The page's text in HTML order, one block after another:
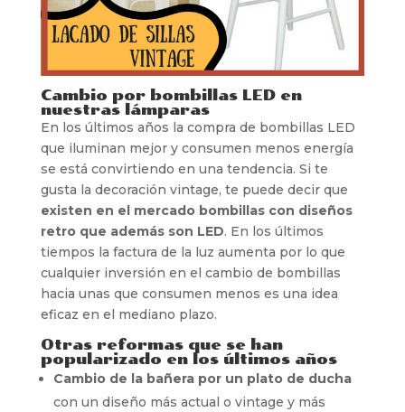
Cambio por bombillas LED en
nuestras lámparas
En los últimos años la compra de bombillas LED
que iluminan mejor y consumen menos energía
se está convirtiendo en una tendencia. Si te
gusta la decoración vintage, te puede decir que
existen en el mercado bombillas con diseños
retro que además son LED. En los últimos
tiempos la factura de la luz aumenta por lo que
cualquier inversión en el cambio de bombillas
hacia unas que consumen menos es una idea
eficaz en el mediano plazo.
Otras reformas que se han
popularizado en los últimos años
Cambio de la bañera por un plato de ducha
con un diseño más actual o vintage y más